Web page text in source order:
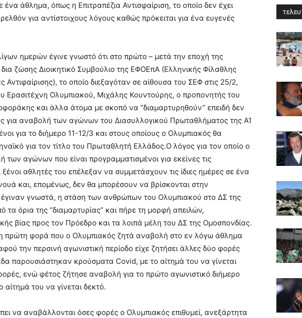
άθλημα, όπως η Επιτραπέζια Αντισφαίριση, το οποίο δεν έχει
για αντίστοιχους λόγους καθώς πρόκειται για ένα ευγενές
ημερών έγινε γνωστό ότι στο πρώτο – μετά την εποχή της
ζώσης Διοικητικό Συμβούλιο της ΕΦΟΕπΑ (Ελληνικής Φίλαθλης
Αντιφαίρισης), το οποίο διεξαγόταν σε αίθουσα του ΣΕΦ στις 25/2,
Ερασιτέχνη Ολυμπιακού, Μιχάλης Κουντούρης, ο προπονητής του
και άλλα άτομα με σκοπό να “διαμαρτυρηθούν” επειδή δεν
για αναβολή των αγώνων του Διασυλλογικού Πρωταθλήματος της Α1
για το διήμερο 11-12/3 και στους οποίους ο Ολυμπιακός θα
για τον τίτλο του Πρωταθλητή Ελλάδος.Ο λόγος για τον οποίο ο
αγώνων που είναι προγραμματισμένοι για εκείνες τις
ξένοι αθλητές του επέλεξαν να συμμετάσχουν τις ίδιες ημέρες σε ένα
και, επομένως, δεν θα μπορέσουν να βρίσκονται στην
γνωστά, η στάση των ανθρώπων του Ολυμπιακού στο ΔΣ της
τα όρια της “διαμαρτυρίας” και πήρε τη μορφή απειλών,
βίας προς τον Πρόεδρο και τα λοιπά μέλη του ΔΣ της Ομοσπονδίας.
η πρώτη φορά που ο Ολυμπιακός ζητά αναβολή στο εν λόγω άθλημα
την περσινή αγωνιστική περίοδο είχε ζητήσει άλλες δύο φορές
παρουσιάστηκαν κρούσματα Covid, με το αίτημά του να γίνεται
ενώ φέτος ζήτησε αναβολή για το πρώτο αγωνιστικό διήμερο
του να γίνεται δεκτό.
να αναβάλλονται όσες φορές ο Ολυμπιακός επιθυμεί, ανεξάρτητα